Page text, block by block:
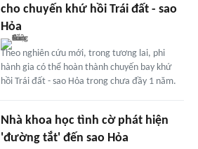
cho chuyến khứ hồi Trái đất - sao
Hỏa
Theo nghiên cứu mới, trong tương lai, phi
hành gia có thể hoàn thành chuyến bay khứ
hồi Trái đất - sao Hỏa trong chưa đầy 1 năm.
Nhà khoa học tình cờ phát hiện
'đường tắt' đến sao Hỏa